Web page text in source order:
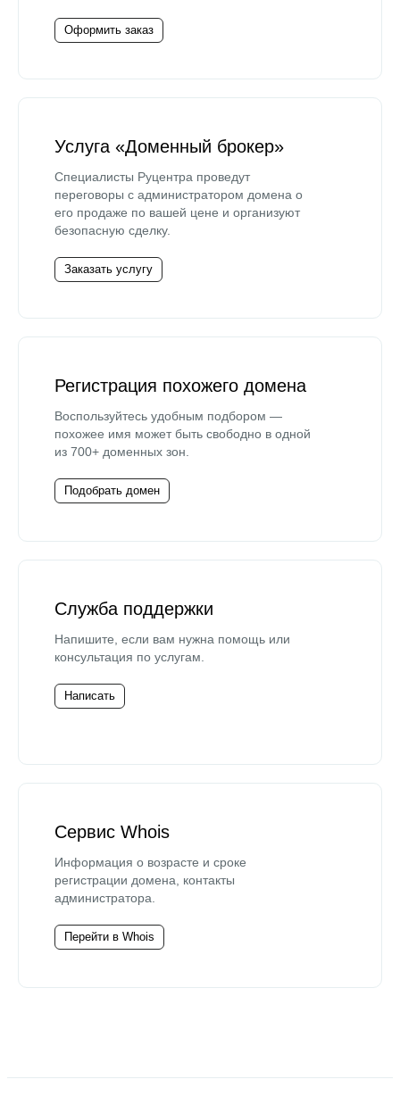
Оформить заказ
Услуга «Доменный брокер»
Специалисты Руцентра проведут
переговоры с администратором домена о
его продаже по вашей цене и организуют
безопасную сделку.
Заказать услугу
Регистрация похожего домена
Воспользуйтесь удобным подбором —
похожее имя может быть свободно в одной
из 700+ доменных зон.
Подобрать домен
Служба поддержки
Напишите, если вам нужна помощь или
консультация по услугам.
Написать
Сервис Whois
Информация о возрасте и сроке
регистрации домена, контакты
администратора.
Перейти в Whois